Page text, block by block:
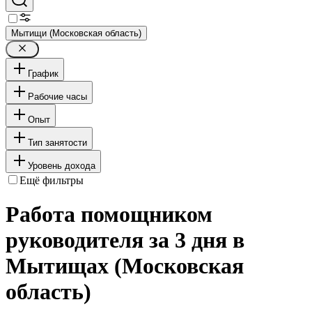
Мытищи (Московская область)
График
Рабочие часы
Опыт
Тип занятости
Уровень дохода
Ещё фильтры
Работа помощником
руководителя за 3 дня в
Мытищах (Московская
область)